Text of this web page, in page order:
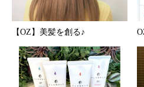
【OZ】美髪を創る♪